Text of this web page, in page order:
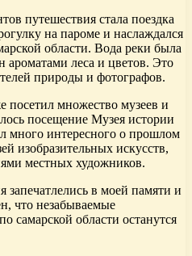
путешествия стала поездка
на пароме и наслаждался
области. Вода реки была
ароматами леса и цветов. Это
природы и фотографов.
посетил множество музеев и
посещение Музея истории
много интересного о прошлом
изобразительных искусств,
местных художников.
в моей памяти и
что незабываемые
самарской области останутся